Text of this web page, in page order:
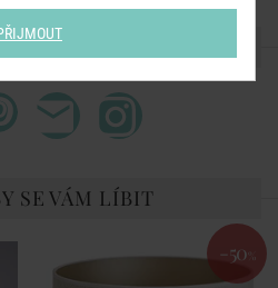
S PŘÁTELI
SE VÁM LÍBIT
-50 %